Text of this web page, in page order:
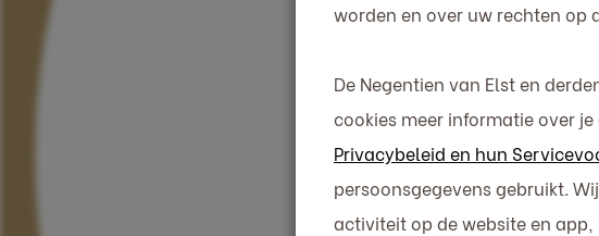
worden en over uw rechten op
De Negentien van Elst en
cookies meer informatie over
Privacybeleid en hun
persoonsgegevens gebruikt.
activiteit op de website en